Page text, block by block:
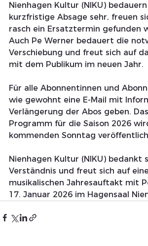
Nienhagen Kultur (NIKU)
kurzfristige Absage sehr, freuen
rasch ein Ersatztermin gefunden
Auch Pe Werner bedauert die
Verschiebung und freut sich auf
mit dem Publikum im neuen Jahr.
Für alle Abonnentinnen und
wie gewohnt eine E-Mail mit
Verlängerung der Abos geben.
Programm für die Saison 2026
kommenden Sonntag
Nienhagen Kultur (NIKU) bedankt
Verständnis und freut sich auf
musikalischen Jahresauftakt mit
17. Januar 2026 im Hagensaal